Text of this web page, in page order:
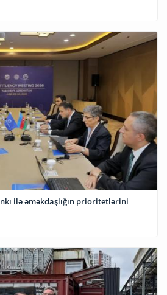
ilə əməkdaşlığın prioritetlərini